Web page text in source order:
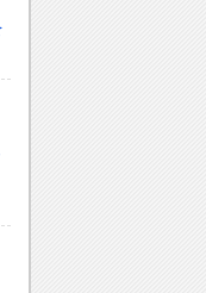
大きな差が
ビスをして
ベ」はどう